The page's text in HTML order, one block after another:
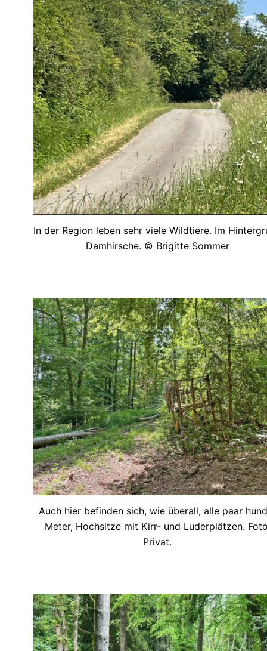
In der Region leben sehr viele Wildtiere. Im
Damhirsche. © Brigitte Sommer
Auch hier befinden sich, wie überall, alle paar
Meter, Hochsitze mit Kirr- und Luderplätzen.
Privat.